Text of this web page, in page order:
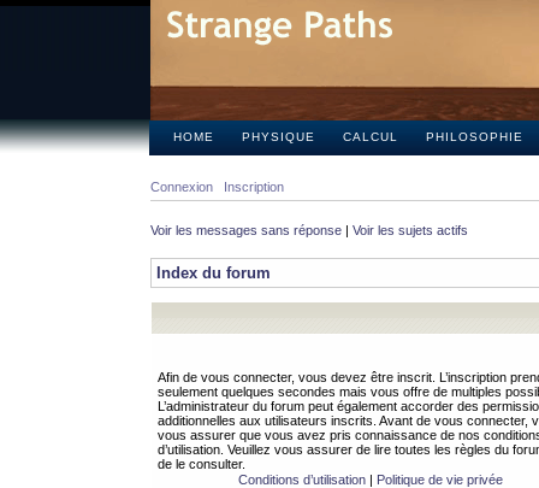
HOME PHYSIQUE CALCUL PHILOSOPHIE
Connexion Inscription
Voir les messages sans réponse | Voir les sujets actifs
Index du forum
Afin de vous connecter, vous devez être inscrit. L’inscription
seulement quelques secondes mais vous offre de multiples
L’administrateur du forum peut également accorder des
additionnelles aux utilisateurs inscrits. Avant de vous connecter,
vous assurer que vous avez pris connaissance de nos
d’utilisation. Veuillez vous assurer de lire toutes les règles du
de le consulter.
Conditions d’utilisation| Politique de vie privée